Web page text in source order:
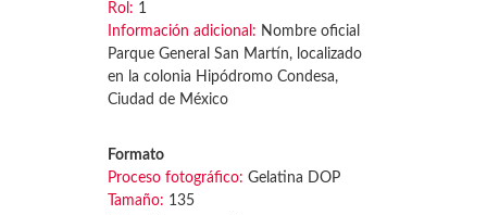
Rol: 1
Información adicional: Nombre oficial
Parque General San Martín, localizado
en la colonia Hipódromo Condesa,
Ciudad de México
Formato
Proceso fotográfico: Gelatina DOP
Tamaño: 135